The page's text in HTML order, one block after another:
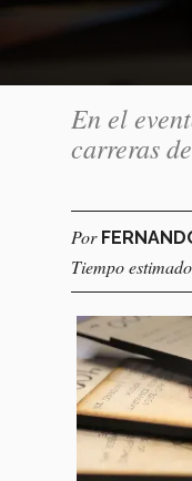
En el
carreras
Por
Tiempo